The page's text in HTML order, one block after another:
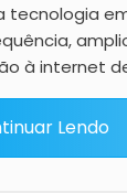
tecnologia
à internet
Lendo